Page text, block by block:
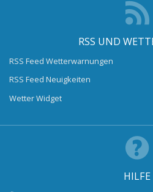
RSS UND
RSS Feed Wetterwarnungen
RSS Feed Neuigkeiten
Wetter Widget
HILFE